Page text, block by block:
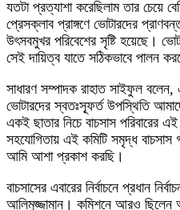
যতটা প্রত্যাশা করেছিলাম তার চেয়ে
প্রেসক্লাব প্রাঙ্গণে ভোটারদের
উৎসবমুখর পরিবেশের সৃষ্টি হয়েছে।
সেই দায়িত্ব যাতে সঠিকভাবে পালন
সাধারণ সম্পাদক রাহাত সাইফুল বলেন,
ভোটারদের স্বতঃস্ফূর্ত উপস্থিতি
একই ছাতার নিচে বাচসাস পরিবারের
সহযোগিতায় এই কমিটি সমৃদ্ধ বাচসাস
আমি আশা প্রকাশ করছি।
বাচসাসের এবারের নির্বাচনে প্রধান
আলিমুজ্জামান। কমিশনে আরও